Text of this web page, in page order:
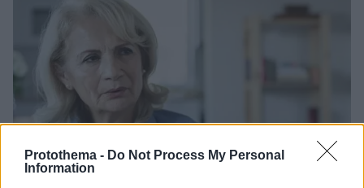
Protothema - Do Not Process My Personal
Information